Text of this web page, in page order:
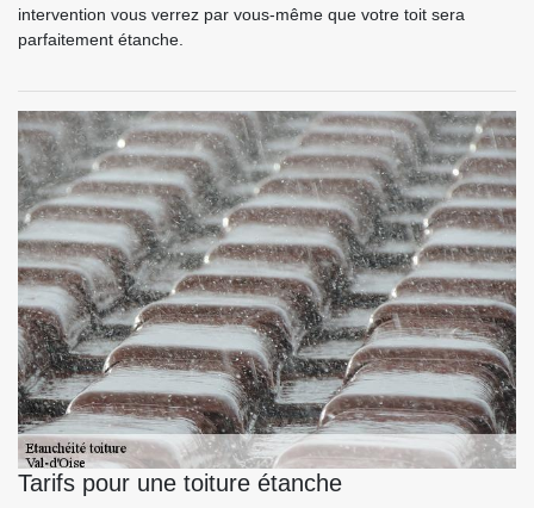
intervention vous verrez par vous-même que votre toit sera
parfaitement étanche.
Tarifs pour une toiture étanche